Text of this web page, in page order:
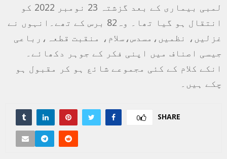
لمبی بیماری کے بعد گزشتہ 23 نومبر 2022 کو
انتقال ہو گیا تھا۔ وہ82 برس کے تھے۔انہوں نے
غزلیں، نظمیں،مسدس،سلام، منقبت قطعہ،رباعی
جیسی اصناف میں اپنی فکر کے جوہر دکھائے۔
انکے کلام کے کئی مجموعے شائع ہو کر مقبول ہو
چکے ہیں۔
SHARE
0